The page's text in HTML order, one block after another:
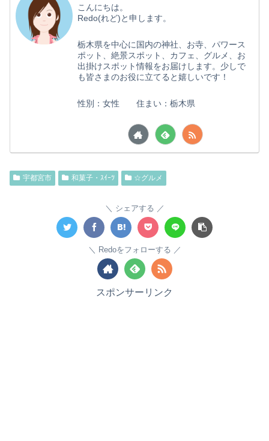
こんにちは。
Redo(れど)と申します。
栃木県を中心に国内の神社、お寺、パワース
ポット、絶景スポット、カフェ、グルメ、お
出掛けスポット情報をお届けします。少しで
も皆さまのお役に立てると嬉しいです！
性別：女性 住まい：栃木県
宇都宮市 和菓子・ｽｲｰﾂ ☆グルメ
シェアする
Redoをフォローする
スポンサーリンク